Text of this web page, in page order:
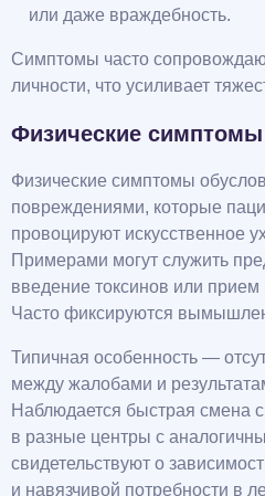
или даже враждебность.
Симптомы часто
личности, что усиливает
Физические симптомы
Физические симптомы
повреждениями, которые
провоцируют искусственное
Примерами могут служить
введение токсинов или прием
Часто фиксируются
Типичная особенность —
между жалобами и
Наблюдается быстрая смена
в разные центры с
свидетельствуют о
и навязчивой потребности в